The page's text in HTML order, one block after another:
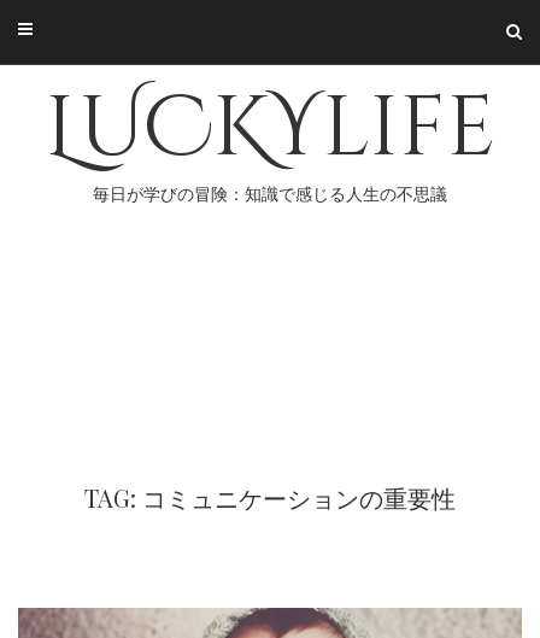
content
LUCKYlife
毎日が学びの冒険：知識で感じる人生の不思議
TAG: コミュニケーションの重要性